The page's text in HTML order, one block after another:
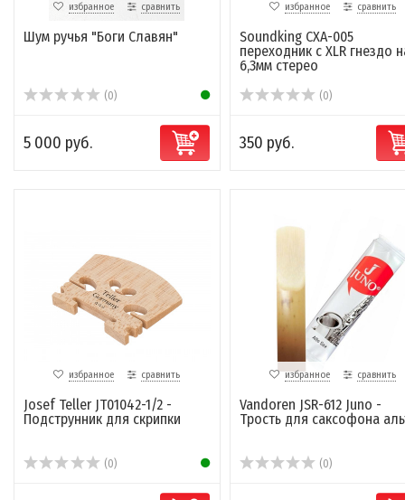
избранное сравнить
Шум ручья "Боги Славян"
(0)
5 000 руб.
избранное сравнить
Soundking CXA-005
переходник с XLR гнездо
6,3мм стерео
(0)
350 руб.
избранное сравнить
Josef Teller JT01042-1/2 -
Подструнник для скрипки
(0)
избранное сравнить
Vandoren JSR-612 Juno -
Трость для саксофона
(0)